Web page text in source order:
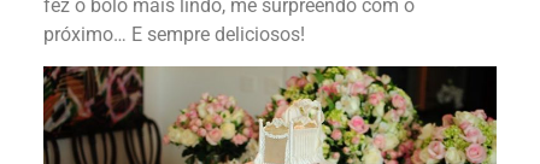
fez o bolo mais lindo, me surpreendo com o
próximo… E sempre deliciosos!